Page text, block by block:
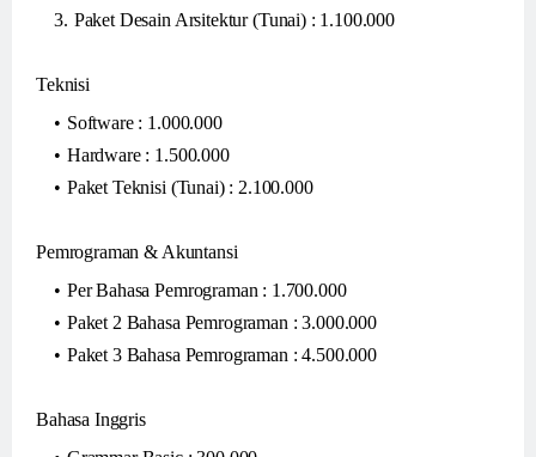
Paket Desain Arsitektur (Tunai) : 1.100.000
Teknisi
Software : 1.000.000
Hardware : 1.500.000
Paket Teknisi (Tunai) : 2.100.000
Pemrograman & Akuntansi
Per Bahasa Pemrograman : 1.700.000
Paket 2 Bahasa Pemrograman : 3.000.000
Paket 3 Bahasa Pemrograman : 4.500.000
Bahasa Inggris